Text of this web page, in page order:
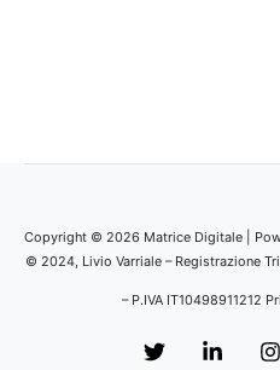
Copyright © 2026 Matrice Digitale |
© 2024, Livio Varriale – Registrazione
– P.IVA IT10498911212